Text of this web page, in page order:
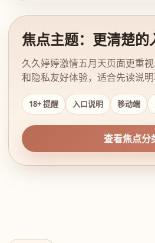
焦点主题：更清楚的
久久婷婷激情五月天页面更重
和隐私友好体验，适合先读说明
18+ 提醒 入口说明 移动端
查看焦点分